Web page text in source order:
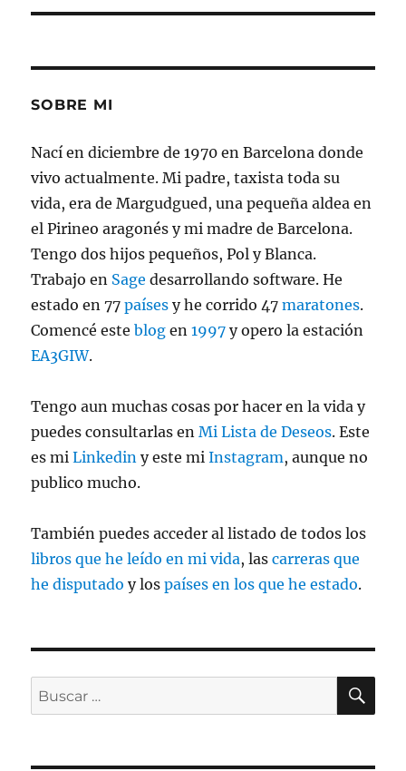
SOBRE MI
Nací en diciembre de 1970 en Barcelona donde
vivo actualmente. Mi padre, taxista toda su
vida, era de Margudgued, una pequeña aldea en
el Pirineo aragonés y mi madre de Barcelona.
Tengo dos hijos pequeños, Pol y Blanca.
Trabajo en Sage desarrollando software. He
estado en 77países y he corrido 47maratones.
Comencé esteblog en1997 y opero la estación
EA3GIW.
Tengo aun muchas cosas por hacer en la vida y
puedes consultarlas enMi Lista de Deseos. Este
es miLinkedin y este miInstagram, aunque no
publico mucho.
También puedes acceder al listado de todos los
libros que he leído en mi vida, lascarreras que
he disputado y lospaíses en los que he estado.
Buscar
por: